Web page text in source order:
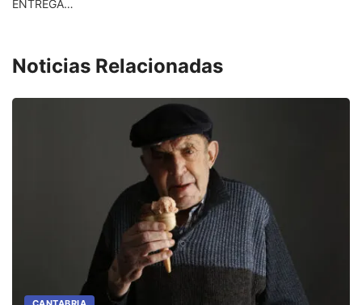
ENTREGA…
Noticias Relacionadas